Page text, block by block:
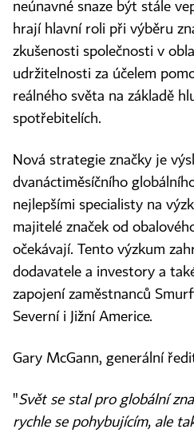
neúnavné snaze být stále
hrají hlavní roli při výběru
zkušenosti společnosti v
udržitelnosti za účelem
reálného světa na základě
spotřebitelích.
Nová strategie značky je
dvanáctiměsíčního
nejlepšími specialisty na
majitelé značek od
očekávají. Tento výzkum
dodavatele a investory a
zapojení zaměstnanců
Severní i Jižní Americe.
Gary McGann, generální
"Svět se stal pro globální
rychle se pohybujícím, ale